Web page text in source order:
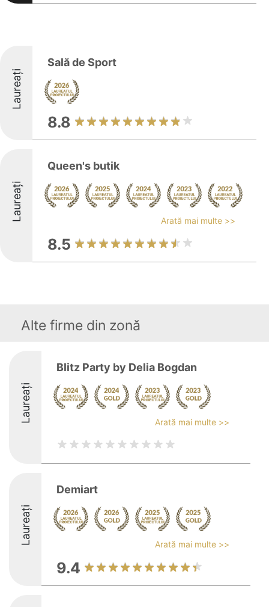
Laureați
Sală de Sport
8.8
Laureați
Queen's butik
Arată mai multe >>
8.5
Alte firme din zonă
Laureați
Blitz Party by Delia Bogdan
Arată mai multe >>
Laureați
Demiart
Arată mai multe >>
9.4